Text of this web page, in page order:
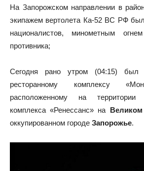
На Запорожском направлении в
экипажем вертолета Ка-52 ВС РФ
националистов, минометным
противника;
Сегодня рано утром (04:15) был
ресторанному комплексу
расположенному на территории
комплекса «Ренессанс» на Великом
оккупированном городе Запорожье.